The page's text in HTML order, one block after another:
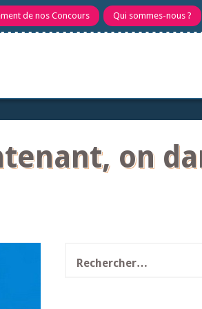
de nos Concours Qui sommes-nous ?
on